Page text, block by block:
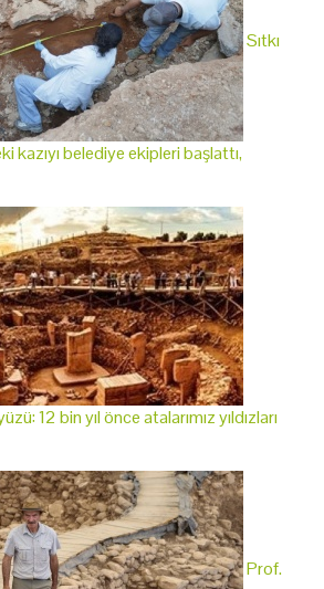
Sıtkı
kazıyı belediye ekipleri başlattı,
12 bin yıl önce atalarımız yıldızları
Prof.